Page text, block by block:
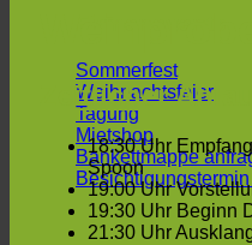
Sommerfest
Weihnachtsfeier
Tagung
Mietshop
Bankettmappe
Zeitlicher Ablauf
18:30 Uhr
Spoon
19:00 Uhr
19:30 Uhr Beginn
21:30 Uhr